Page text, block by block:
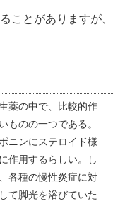
ことがありますが、
薬の中で、比較的作
ものの一つである。
ニンにステロイド様
作用するらしい。し
各種の慢性炎症に対
て脚光を浴びていた